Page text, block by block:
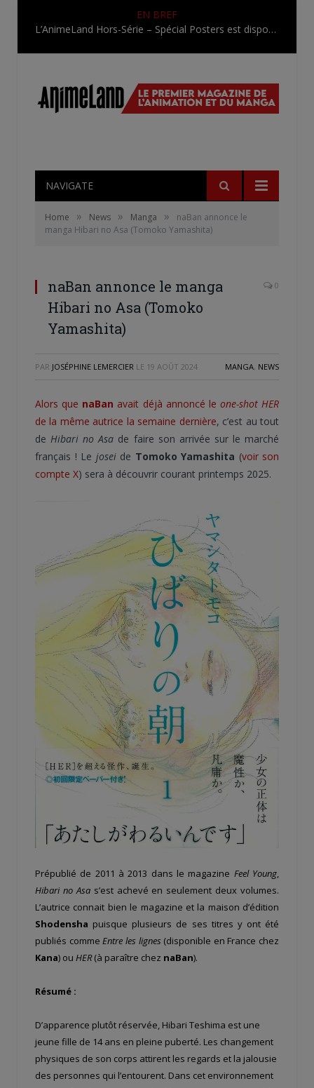
EN BREF
L’AnimeLand Hors-Série – Spécial Posters est disponible !
NAVIGATE
Home » News » Manga »
naBan annonce le
manga Hibari no Asa (Tomoko Yamashita)
naBan annonce le manga
Hibari no Asa (Tomoko
Yamashita)
0
PAR JOSÉPHINE LEMERCIER LE 19 AOÛT 2024 MANGA, NEWS
Alors que naBan avait déjà annoncé le one-shot HER
de la même autrice la semaine dernière, c’est au tout
deHibari no Asa de faire son arrivée sur le marché
français ! Le joseide Tomoko Yamashita (voir son
compte X) sera à découvrir courant printemps 2025.
Prépublié de 2011 à 2013 dans le magazine Feel Young,
Hibari no Asas’est achevé en seulement deux volumes.
L’autrice connait bien le magazine et la maison d’édition
Shodensha puisque plusieurs de ses titres y ont été
publiés commeEntre les lignes (disponible en France chez
Kana) ou HER(à paraître chez naBan).
Résumé :
D’apparence plutôt réservée, Hibari Teshima est une
jeune fille de 14 ans en pleine puberté. Les changement
physiques de son corps attirent les regards et la jalousie
des personnes qui l’entourent. Dans cet environnement